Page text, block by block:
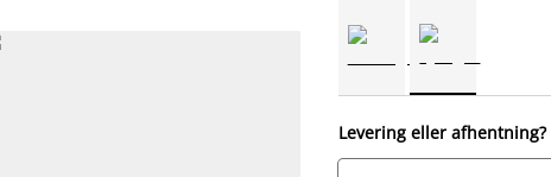
Levering eller afhentning?